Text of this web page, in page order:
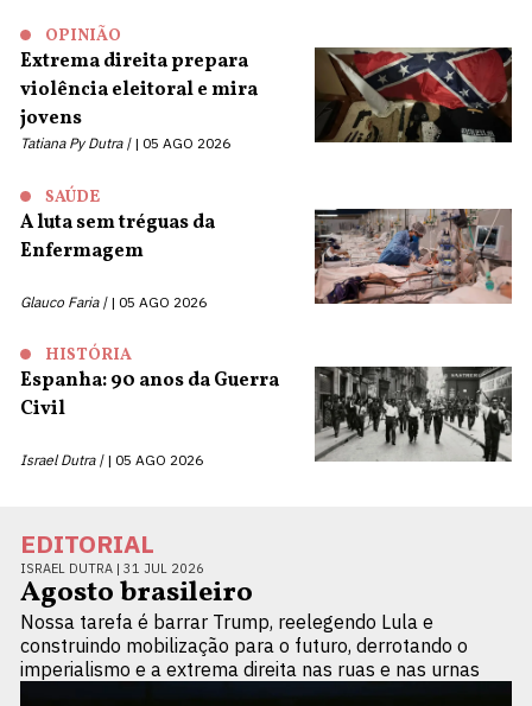
OPINIÃO
Extrema direita prepara
violência eleitoral e mira
jovens
Tatiana Py Dutra | 05 AGO 2026
SAÚDE
A luta sem tréguas da
Enfermagem
Glauco Faria | 05 AGO 2026
HISTÓRIA
Espanha: 90 anos da Guerra
Civil
Israel Dutra | 05 AGO 2026
EDITORIAL
ISRAEL DUTRA | 31 JUL 2026
Agosto brasileiro
Nossa tarefa é barrar Trump, reelegendo Lula e
construindo mobilização para o futuro, derrotando o
imperialismo e a extrema direita nas ruas e nas urnas